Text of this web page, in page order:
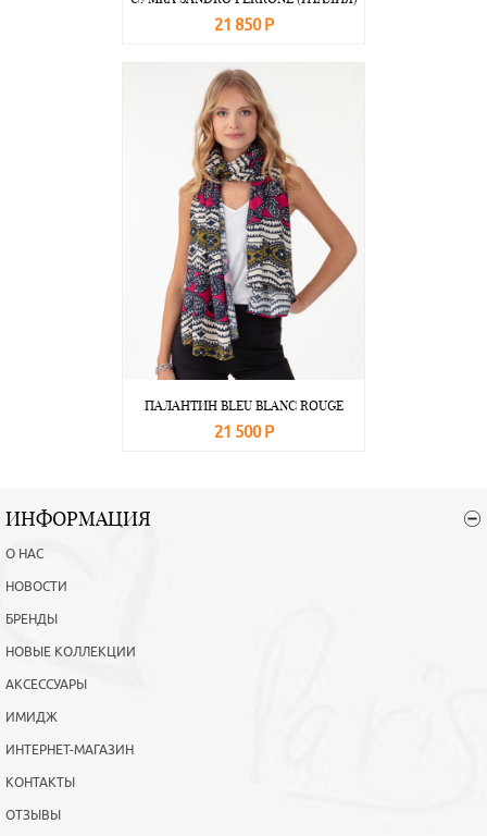
21 850 Р
ПАЛАНТИН BLEU BLANC ROUGE
21 500 Р
ИНФОРМАЦИЯ
О НАС
НОВОСТИ
БРЕНДЫ
НОВЫЕ КОЛЛЕКЦИИ
АКСЕССУАРЫ
ИМИДЖ
ИНТЕРНЕТ-МАГАЗИН
КОНТАКТЫ
ОТЗЫВЫ